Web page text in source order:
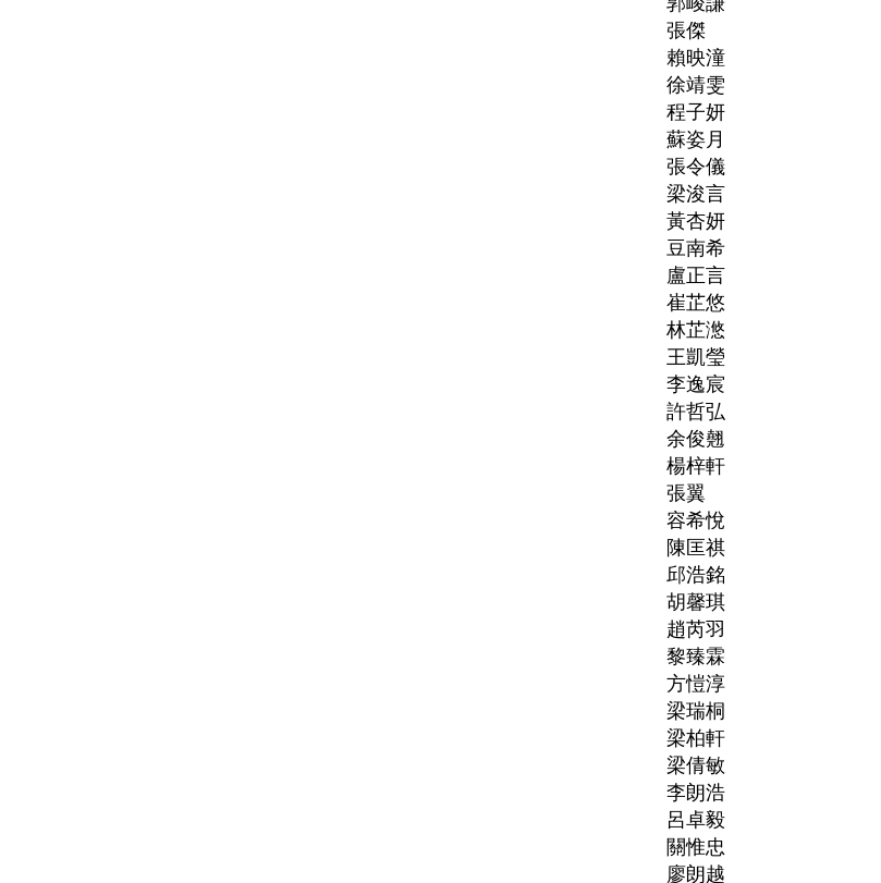
張傑
賴映潼
徐靖雯
程子妍
蘇姿月
張令儀
梁浚言
黃杏妍
豆南希
盧正言
崔芷悠
林芷滺
王凱瑩
李逸宸
許哲弘
余俊翹
楊梓軒
張翼
容希悅
陳匡祺
邱浩銘
胡馨琪
趙芮羽
黎臻霖
方愷淳
梁瑞桐
梁柏軒
梁倩敏
李朗浩
呂卓毅
關惟忠
廖朗越